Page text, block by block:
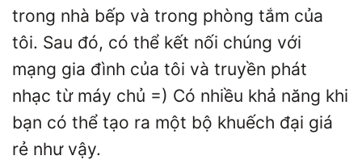
trong nhà bếp và trong phòng tắm của
tôi. Sau đó, có thể kết nối chúng với
mạng gia đình của tôi và truyền phát
nhạc từ máy chủ =) Có nhiều khả năng khi
bạn có thể tạo ra một bộ khuếch đại giá
rẻ như vậy.